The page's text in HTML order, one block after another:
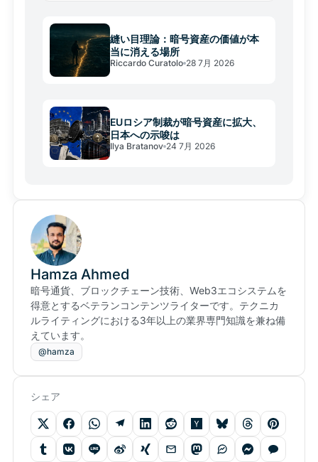
縫い目理論：暗号資産の価値が本
当に消える場所
Riccardo Curatolo 28 7月 2026
EUロシア制裁が暗号資産に拡大、
日本への示唆は
Ilya Bratanov 24 7月 2026
Hamza Ahmed
暗号通貨、ブロックチェーン技術、Web3エコシステムを
得意とするベテランコンテンツライターです。テクニカ
ルライティングにおける3年以上の業界専門知識を兼ね備
えています。
@hamza
シェア